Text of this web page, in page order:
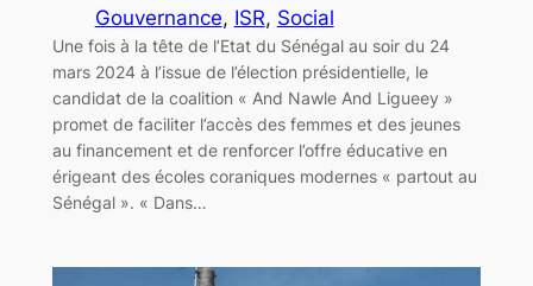
Gouvernance, ISR, Social
Une fois à la tête de l’Etat du Sénégal au soir du 24
mars 2024 à l’issue de l’élection présidentielle, le
candidat de la coalition « And Nawle And Ligueey »
promet de faciliter l’accès des femmes et des jeunes
au financement et de renforcer l’offre éducative en
érigeant des écoles coraniques modernes « partout au
Sénégal ». « Dans…